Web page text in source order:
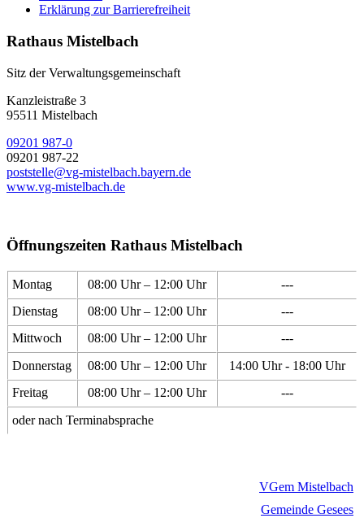
Erklärung zur Barrierefreiheit
Rathaus Mistelbach
Sitz der Verwaltungsgemeinschaft
Kanzleistraße 3
95511 Mistelbach
09201 987-0
09201 987-22
poststelle@vg-mistelbach.bayern.de
www.vg-mistelbach.de
Öffnungszeiten Rathaus Mistelbach
Montag 08:00 Uhr – 12:00 Uhr
---
Dienstag
08:00 Uhr – 12:00 Uhr
---
Mittwoch
08:00 Uhr – 12:00 Uhr
---
Donnerstag
08:00 Uhr – 12:00 Uhr
14:00 Uhr - 18:00 Uhr
Freitag
08:00 Uhr – 12:00 Uhr
---
oder nach Terminabsprache
VGem Mistelbach
Gemeinde Gesees